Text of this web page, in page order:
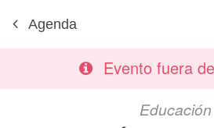
Agenda
Evento fuera
Educación